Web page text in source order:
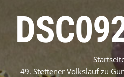
49. Stettener Volkslauf zu